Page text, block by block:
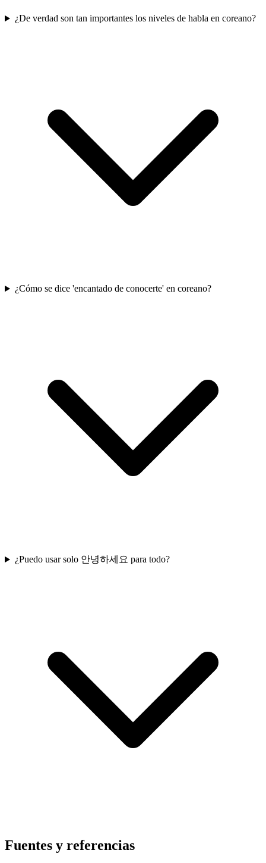
¿De verdad son tan importantes los niveles de habla en coreano?
¿Cómo se dice 'encantado de conocerte' en coreano?
¿Puedo usar solo 안녕하세요 para todo?
Fuentes y referencias